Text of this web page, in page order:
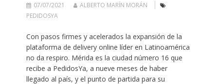
07/07/2021
ALBERTO MARÍN MORÁN
PEDIDOSYA
Con pasos firmes y acelerados la expansión de la
plataforma de delivery online líder en Latinoamérica
no da respiro. Mérida es la ciudad número 16 que
recibe a PedidosYa, a nueve meses de haber
llegado al país, y el punto de partida para su